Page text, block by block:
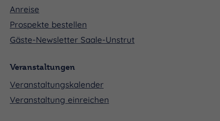
Anreise
Prospekte bestellen
Gäste-Newsletter Saale-Unstrut
Veranstaltungen
Veranstaltungskalender
Veranstaltung einreichen